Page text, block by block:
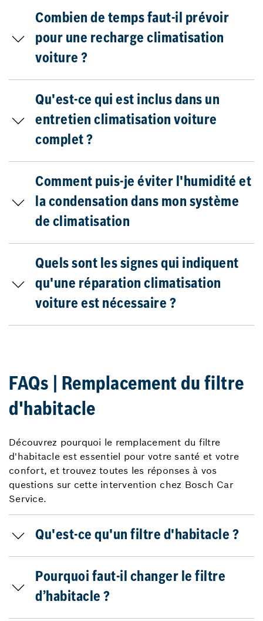
Combien de temps faut-il prévoir
pour une recharge climatisation
voiture ?
Qu'est-ce qui est inclus dans un
entretien climatisation voiture
complet ?
Comment puis-je éviter l'humidité et
la condensation dans mon système
de climatisation
Quels sont les signes qui indiquent
qu'une réparation climatisation
voiture est nécessaire ?
FAQs | Remplacement du filtre
d'habitacle
Découvrez pourquoi le remplacement du filtre
d'habitacle est essentiel pour votre santé et votre
confort, et trouvez toutes les réponses à vos
questions sur cette intervention chez Bosch Car
Service.
Qu'est-ce qu'un filtre d'habitacle ?
Pourquoi faut-il changer le filtre
d’habitacle ?